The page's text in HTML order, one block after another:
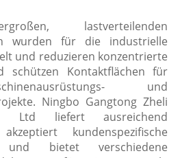
lastverteilenden
wurden für die industrielle
und reduzieren konzentrierte
schützen Kontaktflächen für
und
Ningbo Gangtong Zheli
Ltd liefert ausreichend
kundenspezifische
und bietet verschiedene